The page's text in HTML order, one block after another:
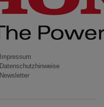
Impressum
Datenschutzhinweise
Newsletter